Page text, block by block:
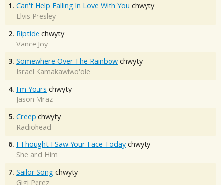
1. Can't Help Falling In Love With You chwyty
Elvis Presley
2. Riptide chwyty
Vance Joy
3. Somewhere Over The Rainbow chwyty
Israel Kamakawiwo'ole
4. I'm Yours chwyty
Jason Mraz
5. Creep chwyty
Radiohead
6. I Thought I Saw Your Face Today chwyty
She and Him
7. Sailor Song chwyty
Gigi Perez